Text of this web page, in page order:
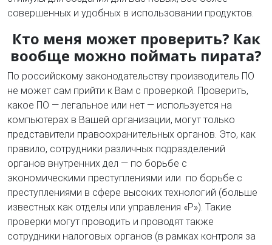
совершенных и удобных в использовании продуктов.
Кто меня может проверить? Как
вообще можно поймать пирата?
По российскому законодательству производитель ПО
не может сам прийти к Вам с проверкой. Проверить,
какое ПО — легальное или нет — используется на
компьютерах в Вашей организации, могут только
представители правоохранительных органов. Это, как
правило, сотрудники различных подразделений
органов внутренних дел — по борьбе с
экономическими преступлениями или по борьбе с
преступлениями в сфере высоких технологий (больше
известных как отделы или управления «Р»). Такие
проверки могут проводить и проводят также
сотрудники налоговых органов (в рамках контроля за